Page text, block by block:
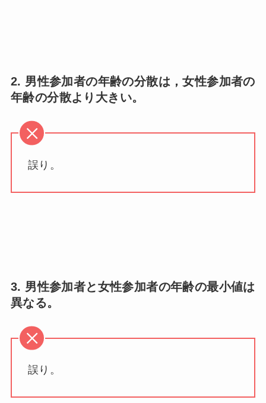
2. 男性参加者の年齢の分散は，女性参加者の
年齢の分散より大きい。
誤り。
3. 男性参加者と女性参加者の年齢の最小値は
異なる。
誤り。